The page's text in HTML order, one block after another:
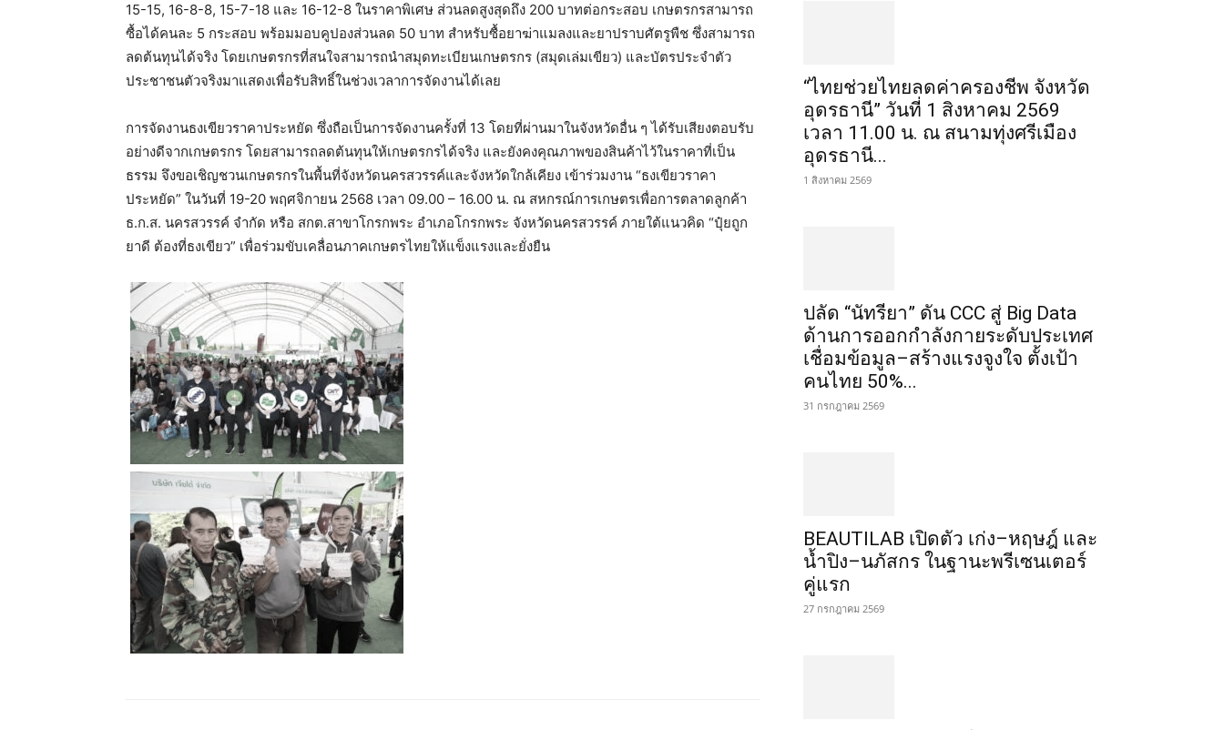
15-15, 16-8-8, 15-7-18 และ 16-12-8 ในราคาพิเศษ ส่วนลดสูงสุดถึง 200 บาทต่อกระสอบ เกษตรกรสามารถ
ซื้อได้คนละ 5 กระสอบ พร้อมมอบคูปองส่วนลด 50 บาท สำหรับซื้อยาฆ่าแมลงและยาปราบศัตรูพืช ซึ่งสามารถ
ลดต้นทุนได้จริง โดยเกษตรกรที่สนใจสามารถนำสมุดทะเบียนเกษตรกร (สมุดเล่มเขียว) และบัตรประจำตัว
ประชาชนตัวจริงมาแสดงเพื่อรับสิทธิ์ในช่วงเวลาการจัดงานได้เลย
การจัดงานธงเขียวราคาประหยัด ซึ่งถือเป็นการจัดงานครั้งที่ 13 โดยที่ผ่านมาในจังหวัดอื่น ๆ ได้รับเสียงตอบรับ
อย่างดีจากเกษตรกร โดยสามารถลดต้นทุนให้เกษตรกรได้จริง และยังคงคุณภาพของสินค้าไว้ในราคาที่เป็น
ธรรม จึงขอเชิญชวนเกษตรกรในพื้นที่จังหวัดนครสวรรค์และจังหวัดใกล้เคียง เข้าร่วมงาน “ธงเขียวราคา
ประหยัด” ในวันที่ 19-20 พฤศจิกายน 2568 เวลา 09.00 – 16.00 น. ณ สหกรณ์การเกษตรเพื่อการตลาดลูกค้า
ธ.ก.ส. นครสวรรค์ จำกัด หรือ สกต.สาขาโกรกพระ อำเภอโกรกพระ จังหวัดนครสวรรค์ ภายใต้แนวคิด “ปุ๋ยถูก
ยาดี ต้องที่ธงเขียว” เพื่อร่วมขับเคลื่อนภาคเกษตรไทยให้แข็งแรงและยั่งยืน
“ไทยช่วยไทยลดค่าครองชีพ จังหวัด
อุดรธานี” วันที่ 1 สิงหาคม 2569
เวลา 11.00 น. ณ สนามทุ่งศรีเมือง
อุดรธานี...
1 สิงหาคม 2569
ปลัด “นัทรียา” ดัน CCC สู่ Big Data
ด้านการออกกำลังกายระดับประเทศ
เชื่อมข้อมูล–สร้างแรงจูงใจ ตั้งเป้า
คนไทย 50%...
31 กรกฎาคม 2569
BEAUTILAB เปิดตัว เก่ง–หฤษฎ์ และ
น้ำปิง–นภัสกร ในฐานะพรีเซนเตอร์
คู่แรก
27 กรกฎาคม 2569